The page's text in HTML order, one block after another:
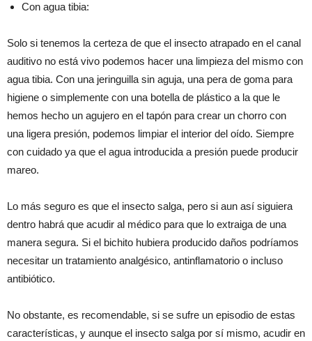
Con agua tibia:
Solo si tenemos la certeza de que el insecto atrapado en el canal
auditivo no está vivo podemos hacer una limpieza del mismo con
agua tibia. Con una jeringuilla sin aguja, una pera de goma para
higiene o simplemente con una botella de plástico a la que le
hemos hecho un agujero en el tapón para crear un chorro con
una ligera presión, podemos limpiar el interior del oído. Siempre
con cuidado ya que el agua introducida a presión puede producir
mareo.
Lo más seguro es que el insecto salga, pero si aun así siguiera
dentro habrá que acudir al médico para que lo extraiga de una
manera segura. Si el bichito hubiera producido daños podríamos
necesitar un tratamiento analgésico, antinflamatorio o incluso
antibiótico.
No obstante, es recomendable, si se sufre un episodio de estas
características, y aunque el insecto salga por sí mismo, acudir en